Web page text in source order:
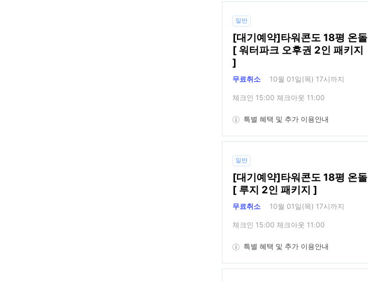
일반
[대기예약]타워콘도 18평 온돌
[ 워터파크 오후권 2인 패키지
]
무료취소 10월 01일(목) 17시까지
체크인 15:00 체크아웃 11:00
특별 혜택 및 추가 이용안내
일반
[대기예약]타워콘도 18평 온돌
[ 루지 2인 패키지 ]
무료취소 10월 01일(목) 17시까지
체크인 15:00 체크아웃 11:00
특별 혜택 및 추가 이용안내